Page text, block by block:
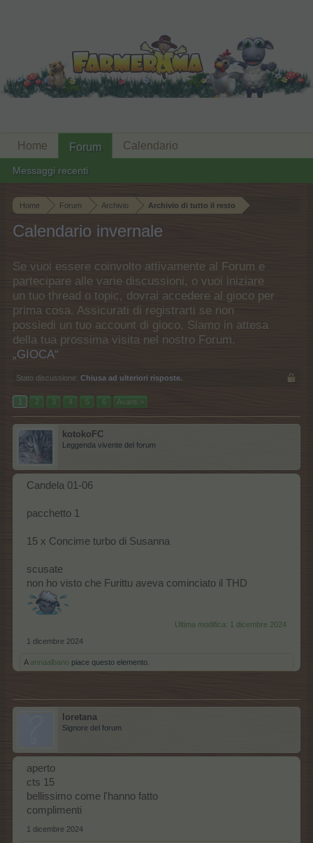
Home Forum Archivio Archivio di tutto il resto
Calendario invernale
Se vuoi essere coinvolto attivamente al Forum e
partecipare alle varie discussioni, o vuoi iniziare
un tuo thread o topic, dovrai accedere al gioco per
prima cosa. Assicurati di registrarti se non
possiedi un tuo account di gioco. Siamo in attesa
della tua prossima visita nel nostro Forum.
„GIOCA“
Stato discussione: Chiusa ad ulteriori risposte.
1 2 3 4 5 6 Avanti >
kotokoFC
Leggenda vivente del forum
Candela 01-06
pacchetto 1
15 x Concime turbo di Susanna
scusate
non ho visto che Furittu aveva cominciato il THD
Ultima modifica: 1 dicembre 2024
1 dicembre 2024
A annaalbano piace questo elemento.
loretana
Signore del forum
aperto
cts 15
bellissimo come l'hanno fatto
complimenti
1 dicembre 2024
Home Forum
Messaggi recenti
Calendario